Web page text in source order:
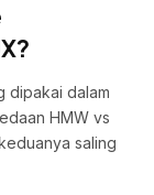
dipakai dalam
HMW vs
saling